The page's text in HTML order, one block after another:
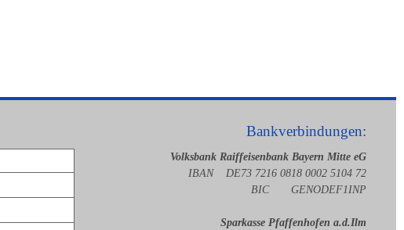
Bankverbindungen:
Volksbank Raiffeisenbank Bayern Mitte eG
IBAN DE73 7216 0818 0002 5104 72
BIC GENODEF1INP
Sparkasse Pfaffenhofen a.d.Ilm